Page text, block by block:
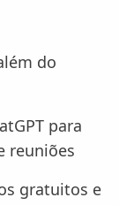
do
para
reuniões
gratuitos e